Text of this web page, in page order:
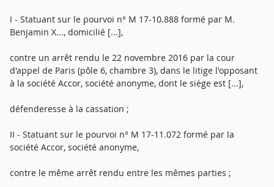
I - Statuant sur le pourvoi n° M 17-10.888 formé par M.
Benjamin X..., domicilié [...],
contre un arrêt rendu le 22 novembre 2016 par la cour
d'appel de Paris (pôle 6, chambre 3), dans le litige l'opposant
à la société Accor, société anonyme, dont le siège est [...],
défenderesse à la cassation ;
II - Statuant sur le pourvoi n° M 17-11.072 formé par la
société Accor, société anonyme,
contre le même arrêt rendu entre les mêmes parties ;